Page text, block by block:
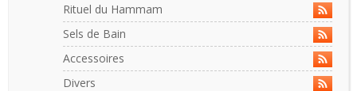
Rituel du Hammam
Sels de Bain
Accessoires
Divers